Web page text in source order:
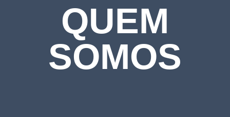
QUEM
SOMOS